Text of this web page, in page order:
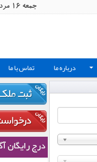
جمعه 16 مرداد 1405
+ درباره ما تماس با ما